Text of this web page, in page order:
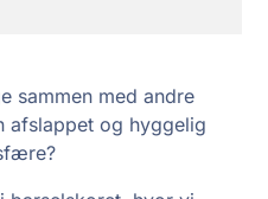
sammen med andre
og hyggelig